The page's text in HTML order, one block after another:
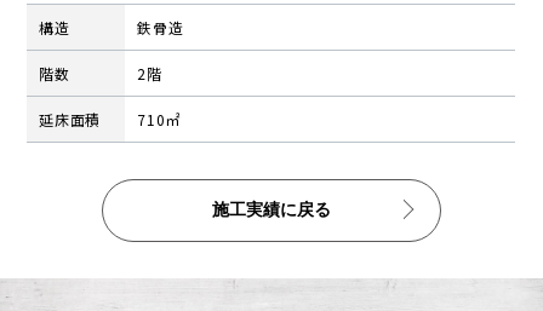
会社の特徴
採用情報
（請求書関係はコチラ）
（請求書用紙ダウンロードはコチラ）
会社案内ダウンロード（PDF）
構造 鉄骨造
階数 2階
延床面積 710㎡
施工実績に戻る